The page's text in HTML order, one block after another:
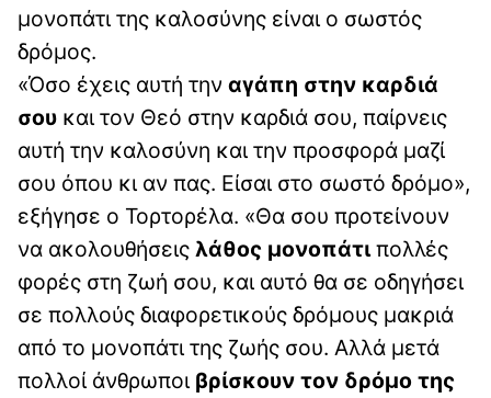
μονοπάτι της καλοσύνης είναι ο σωστός
δρόμος.
«Όσο έχεις αυτή την αγάπη στην καρδιά
σου και τον Θεό στην καρδιά σου, παίρνεις
αυτή την καλοσύνη και την προσφορά μαζί
σου όπου κι αν πας. Είσαι στο σωστό δρόμο»,
εξήγησε ο Τορτορέλα. «Θα σου προτείνουν
να ακολουθήσεις λάθος μονοπάτιπολλές
φορές στη ζωή σου, και αυτό θα σε οδηγήσει
σε πολλούς διαφορετικούς δρόμους μακριά
από το μονοπάτι της ζωής σου. Αλλά μετά
πολλοί άνθρωποι βρίσκουν τον δρόμο της